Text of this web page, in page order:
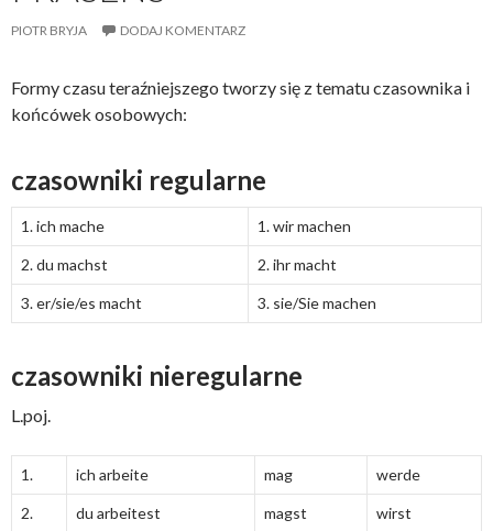
PIOTR BRYJA DODAJ KOMENTARZ
Formy czasu teraźniejszego tworzy się z tematu czasownika i
końcówek osobowych:
czasowniki regularne
1. ich mache 1. wir machen
2. du machst 2. ihr macht
3. er/sie/es macht 3. sie/Sie machen
czasowniki nieregularne
L.poj.
1. ich arbeite mag werde
2. du arbeitest magst wirst